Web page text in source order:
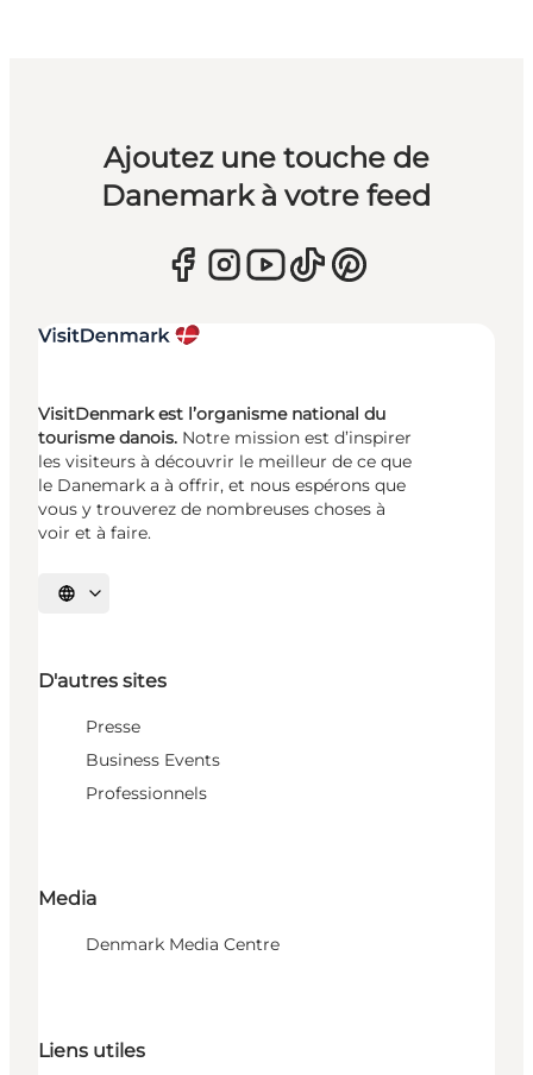
Ajoutez une touche de
Danemark à votre feed
VisitDenmark est l’organisme national du
tourisme danois. Notre mission est d’inspirer
les visiteurs à découvrir le meilleur de ce que
le Danemark a à offrir, et nous espérons que
vous y trouverez de nombreuses choses à
voir et à faire.
Choisissez la langue
D'autres sites
Presse
Business Events
Professionnels
Media
Denmark Media Centre
Liens utiles